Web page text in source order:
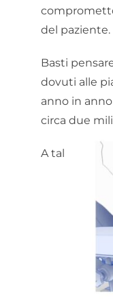
del paziente.
Basti
dovuti alle
anno in
circa due
A tal